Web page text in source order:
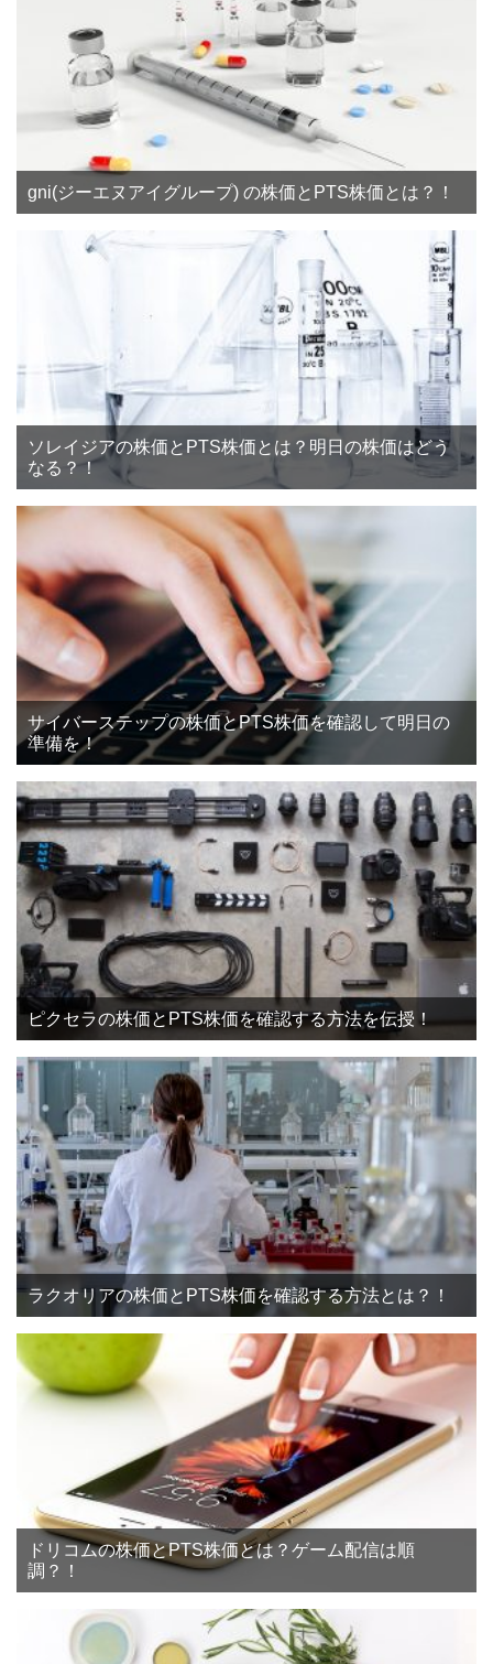
gni(ジーエヌアイグループ) の株価とPTS株価とは？！
ソレイジアの株価とPTS株価とは？明日の株価はどう
なる？！
サイバーステップの株価とPTS株価を確認して明日の
準備を！
ピクセラの株価とPTS株価を確認する方法を伝授！
ラクオリアの株価とPTS株価を確認する方法とは？！
ドリコムの株価とPTS株価とは？ゲーム配信は順
調？！